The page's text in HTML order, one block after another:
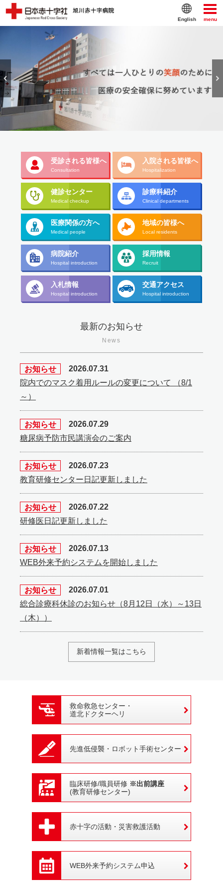
menu
English
受診される皆様へ
Consultation
入院される皆様へ
Hospitalization
健診センター
Medical checkup
診療科紹介
Clinical departments
医療関係の方へ
Medical people
地域の皆様へ
Local residents
病院紹介
Hospital introduction
採用情報
Recruit
入札情報
Hospital introduction
交通アクセス
Hospital introduction
最新のお知らせ
News
お知らせ
2026.07.31
院内でのマスク着用ルールの変更について （8/1
～）
お知らせ
2026.07.29
糖尿病予防市民講演会のご案内
お知らせ
2026.07.23
教育研修センター日記更新しました
お知らせ
2026.07.22
研修医日記更新しました
お知らせ
2026.07.13
WEB外来予約システムを開始しました
お知らせ
2026.07.01
総合診療科休診のお知らせ（8月12日（水）～13日
（木））
新着情報一覧はこちら
救命救急センター・
道北ドクターヘリ
先進低侵襲・ ロボット手術センター
臨床研修/職員研修 ※出前講座
(教育研修センター)
赤十字の活動・ 災害救護活動
WEB外来予約システム申込